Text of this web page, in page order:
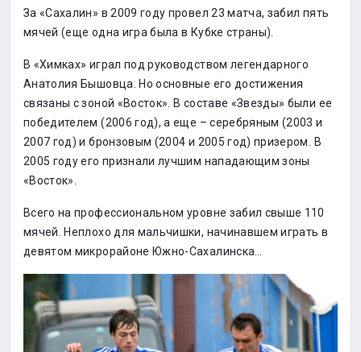
За «Сахалин» в 2009 году провел 23 матча, забил пять
мячей (еще одна игра была в Кубке страны).
В «Химках» играл под руководством легендарного
Анатолия Бышовца. Но основные его достижения
связаны с зоной «Восток». В составе «Звезды» были ее
победителем (2006 год), а еще – серебряным (2003 и
2007 год) и бронзовым (2004 и 2005 год) призером. В
2005 году его признали лучшим нападающим зоны
«Восток».
Всего на профессиональном уровне забил свыше 110
мячей. Неплохо для мальчишки, начинавшем играть в
девятом микрорайоне Южно-Сахалинска…